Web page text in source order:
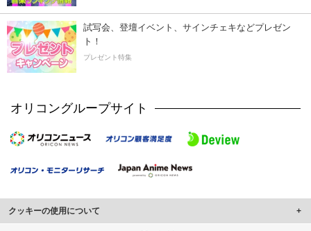
試写会、登壇イベント、サインチェキなどプレゼン
ト！
プレゼント特集
オリコングループサイト
クッキーの使用について